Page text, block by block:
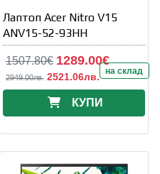
Лаптоп Acer Nitro V15
ANV15-52-93HH
1507.80€ 1289.00€
2949.00лв. 2521.06лв. на склад
КУПИ